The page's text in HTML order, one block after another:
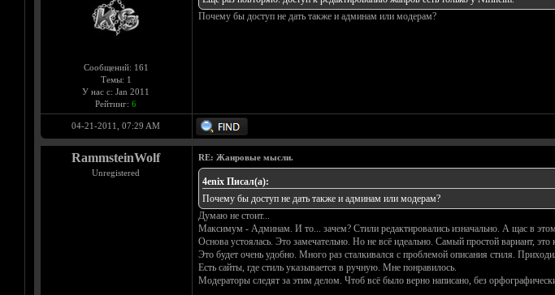
Сообщений: 161
Темы: 1
У нас с: Jan 2011
Рейтинг: 6
Почему бы доступ не дать также и админам или модерам?
04-21-2011, 07:29 AM
RammsteinWolf
Unregistered
RE: Жанровые мысли.
4enix Писал(а):
Почему бы доступ не дать также и админам или модерам?
Думаю не стоит...
Максимум - Админам. И то... зачем? Стили редактировались изначально. А щас в
Основа устоялась. Это замечательно. Но не всё идеально. Самый простой вариант,
Это будет очень удобно. Много раз сталкивался с проблемой описания стиля.
Есть сайты, где стиль указывается в ручную. Мне понравилось.
Модераторы следят за этим делом. Чтоб всё было верно написано, без